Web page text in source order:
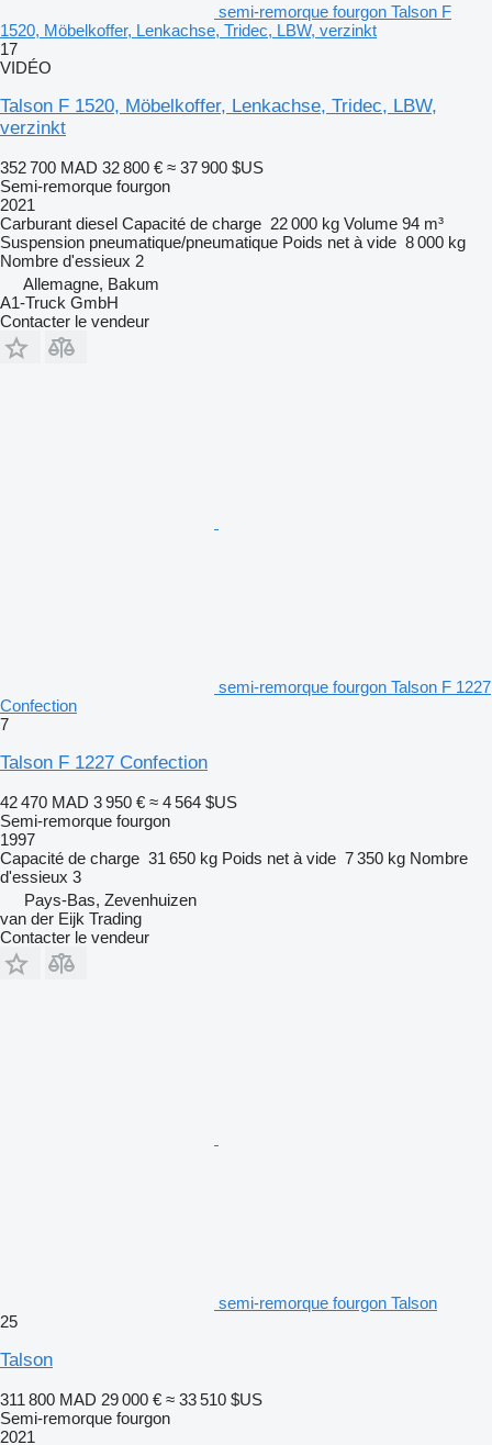
semi-remorque fourgon Talson F
1520, Möbelkoffer, Lenkachse, Tridec, LBW, verzinkt
17
VIDÉO
Talson F 1520, Möbelkoffer, Lenkachse, Tridec, LBW,
verzinkt
352 700 MAD 32 800 € ≈ 37 900 $US
Semi-remorque fourgon
2021
Carburant diesel Capacité de charge 22 000 kg Volume 94 m³
Suspension pneumatique/pneumatique Poids net à vide 8 000 kg
Nombre d'essieux 2
Allemagne, Bakum
A1-Truck GmbH
Contacter le vendeur
semi-remorque fourgon Talson F 1227
Confection
7
Talson F 1227 Confection
42 470 MAD 3 950 € ≈ 4 564 $US
Semi-remorque fourgon
1997
Capacité de charge 31 650 kg Poids net à vide 7 350 kg Nombre
d'essieux 3
Pays-Bas, Zevenhuizen
van der Eijk Trading
Contacter le vendeur
semi-remorque fourgon Talson
25
Talson
311 800 MAD 29 000 € ≈ 33 510 $US
Semi-remorque fourgon
2021